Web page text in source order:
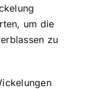
um die
zu